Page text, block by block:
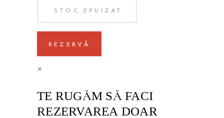
STOC EPUIZAT
REZERVĂ
×
TE RUGĂM SĂ FACI
REZERVAREA DOAR